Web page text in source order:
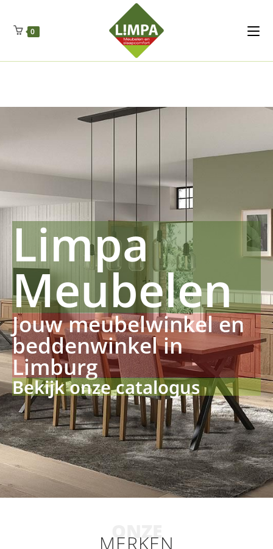
Regenschut
Drueckerpro
Fettsauren Dekemax Kapselmed
Luftkuhlen Zauberfan Netzfenste Insektensc
0
Limpa
Meubelen
Jouw meubelwinkel en
beddenwinkel in
Limburg
Bekijk onze catalogus
ONZE
MERKEN